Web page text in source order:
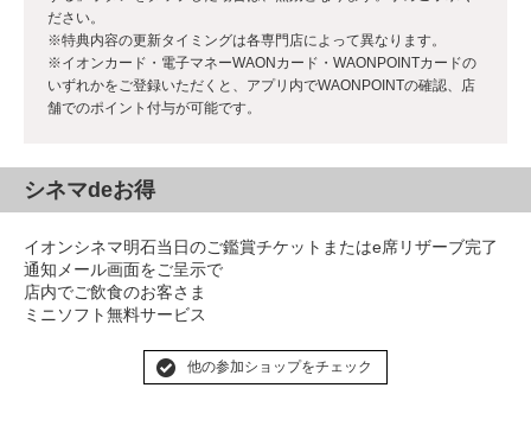
ださい。
※特典内容の更新タイミングは各専門店によって異なります。
※イオンカード・電子マネーWAONカード・WAONPOINTカードの
いずれかをご登録いただくと、アプリ内でWAONPOINTの確認、店
舗でのポイント付与が可能です。
シネマdeお得
イオンシネマ明石当日のご鑑賞チケットまたはe席リザーブ完了
通知メール画面をご呈示で
店内でご飲食のお客さま
ミニソフト無料サービス
他の参加ショップをチェック